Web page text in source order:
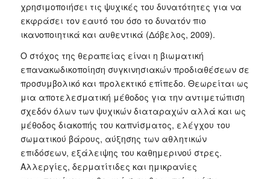
χρησιμοποιήσει τις ψυχικές του δυνατότητες για να
εκφράσει τον εαυτό του όσο το δυνατόν πιο
ικανοποιητικά και αυθεντικά (Δόβελος, 2009).
Ο στόχος της θεραπείας είναι η βιωματική
επανακωδικοποίηση συγκινησιακών προδιαθέσεων σε
προσυμβολικό και προλεκτικό επίπεδο. Θεωρείται ως
μια αποτελεσματική μέθοδος για την αντιμετώπιση
σχεδόν όλων των ψυχικών διαταραχών αλλά και ως
μέθοδος διακοπής του καπνίσματος, ελέγχου του
σωματικού βάρους, αύξησης των αθλητικών
επιδόσεων, εξάλειψης του καθημερινού στρες.
Αλλεργίες, δερματίτιδες και ημικρανίες